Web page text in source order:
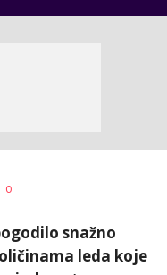
0
snažno
leda koje